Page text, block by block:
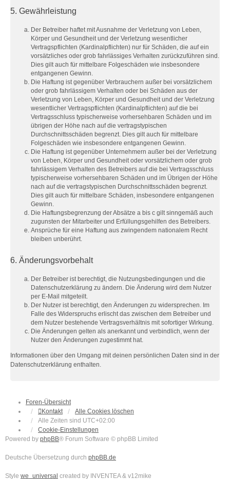
5. Gewährleistung
Der Betreiber haftet mit Ausnahme der Verletzung von Leben,
Körper und Gesundheit und der Verletzung wesentlicher
Vertragspflichten (Kardinalpflichten) nur für Schäden, die auf ein
vorsätzliches oder grob fahrlässiges Verhalten zurückzuführen sind.
Dies gilt auch für mittelbare Folgeschäden wie insbesondere
entgangenen Gewinn.
Die Haftung ist gegenüber Verbrauchern außer bei vorsätzlichem
oder grob fahrlässigem Verhalten oder bei Schäden aus der
Verletzung von Leben, Körper und Gesundheit und der Verletzung
wesentlicher Vertragspflichten (Kardinalpflichten) auf die bei
Vertragsschluss typischerweise vorhersehbaren Schäden und im
übrigen der Höhe nach auf die vertragstypischen
Durchschnittsschäden begrenzt. Dies gilt auch für mittelbare
Folgeschäden wie insbesondere entgangenen Gewinn.
Die Haftung ist gegenüber Unternehmern außer bei der Verletzung
von Leben, Körper und Gesundheit oder vorsätzlichem oder grob
fahrlässigem Verhalten des Betreibers auf die bei Vertragsschluss
typischerweise vorhersehbaren Schäden und im Übrigen der Höhe
nach auf die vertragstypischen Durchschnittsschäden begrenzt.
Dies gilt auch für mittelbare Schäden, insbesondere entgangenen
Gewinn.
Die Haftungsbegrenzung der Absätze a bis c gilt sinngemäß auch
zugunsten der Mitarbeiter und Erfüllungsgehilfen des Betreibers.
Ansprüche für eine Haftung aus zwingendem nationalem Recht
bleiben unberührt.
6. Änderungsvorbehalt
Der Betreiber ist berechtigt, die Nutzungsbedingungen und die
Datenschutzerklärung zu ändern. Die Änderung wird dem Nutzer
per E-Mail mitgeteilt.
Der Nutzer ist berechtigt, den Änderungen zu widersprechen. Im
Falle des Widerspruchs erlischt das zwischen dem Betreiber und
dem Nutzer bestehende Vertragsverhältnis mit sofortiger Wirkung.
Die Änderungen gelten als anerkannt und verbindlich, wenn der
Nutzer den Änderungen zugestimmt hat.
Informationen über den Umgang mit deinen persönlichen Daten sind in der
Datenschutzerklärung enthalten.
Foren-Übersicht
Kontakt
Alle Cookies löschen
Alle Zeiten sind UTC+02:00
Cookie-Einstellungen
Powered by phpBB® Forum Software © phpBB Limited
Deutsche Übersetzung durch phpBB.de
Style we_universal created by INVENTEA & v12mike